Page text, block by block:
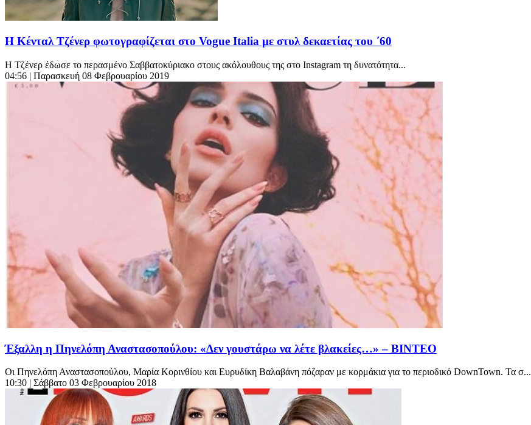
Η Κένταλ Τζένερ φωτογραφίζεται στο Vogue Italia με στυλ δεκαετίας του ΄60
Η Τζένερ έδωσε το περασμένο Σαββατοκύριακο στους ακόλουθους της στο Instagram τη δυνατότητα...
04:56 | Παρασκευή 08 Φεβρουαρίου 2019
Έξαλλη η Πηνελόπη Αναστασοπούλου: «Δεν γουστάρω να λέτε βλακείες…» – ΒΙΝΤΕΟ
Οι Πηνελόπη Αναστασοπούλου, Μαρία Κορινθίου και Ευρυδίκη Βαλαβάνη πόζαραν με κορμάκια για το περιοδικό DownTown. Τα σ...
10:30 | Σάββατο 03 Φεβρουαρίου 2018